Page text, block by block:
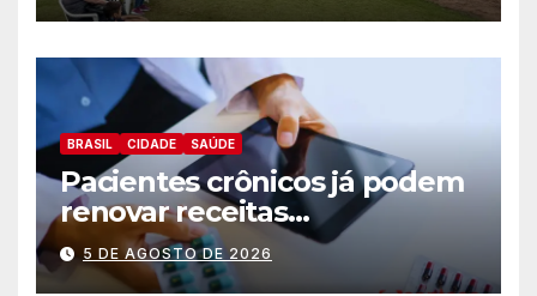
BRASIL CIDADE SAÚDE
Pacientes crônicos já podem
renovar receitas
automaticamente pelo
aplicativo da Prefeitura
5 DE AGOSTO DE 2026